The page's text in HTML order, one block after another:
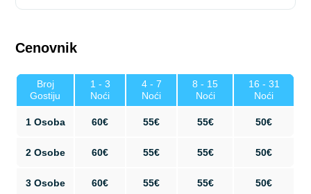
Cenovnik
Broj
Gostiju
1 - 3
Noći
4 - 7
Noći
8 - 15
Noći
16 - 31
Noći
1 Osoba 60€ 55€ 55€ 50€
2 Osobe 60€ 55€ 55€ 50€
3 Osobe 60€ 55€ 55€ 50€